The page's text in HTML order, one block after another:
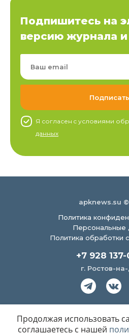
Подпишитесь на
версию журнала и
Я согласен c условиями
данных
apknews.su
Политика
Персональные
Политика обработки
+7 928
г. Ростов-
Продолжая использовать
соглашаетесь с нашей